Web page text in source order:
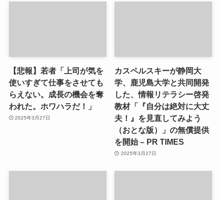
【悲報】若者「上司が気を
使いすぎて仕事をさせても
らえない。成長の機会を奪
われた。ホワハラだ！」
2025年3月27日
カスペルスキーが静岡大
学、鹿児島大学と共同開発
した、情報リテラシー啓発
教材「『自分は絶対に大丈
夫！』を見直してみよう
（おとな版）」の無償提供
を開始 – PR TIMES
2025年3月27日